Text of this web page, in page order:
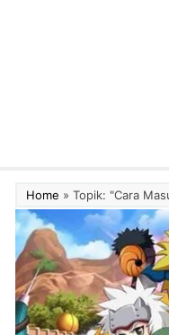
Home » Topik: "Cara